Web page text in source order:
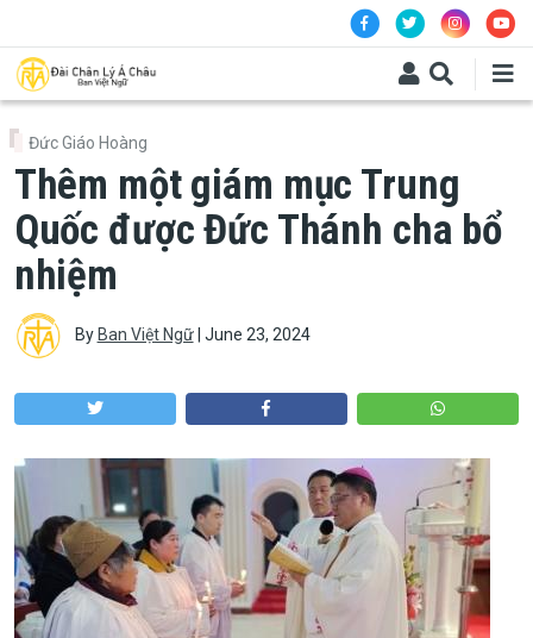
Đức Giáo Hoàng
Thêm một giám mục Trung
Quốc được Đức Thánh cha bổ
nhiệm
By Ban Việt Ngữ| June 23, 2024